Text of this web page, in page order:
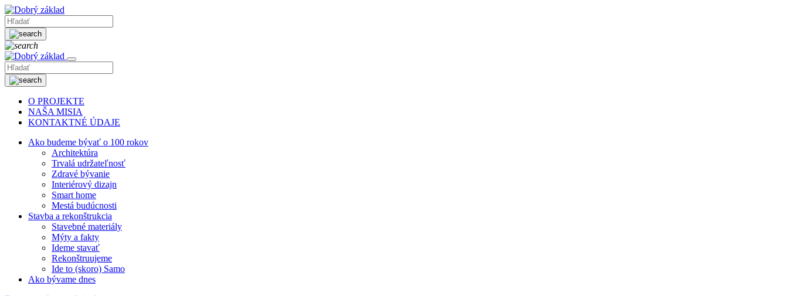
O PROJEKTE
NAŠA MISIA
KONTAKTNÉ ÚDAJE
Ako budeme bývať o 100 rokov
Architektúra
Trvalá udržateľnosť
Zdravé bývanie
Interiérový dizajn
Smart home
Mestá budúcnosti
Stavba a rekonštrukcia
Stavebné materiály
Mýty a fakty
Ideme stavať
Rekonštruujeme
Ide to (skoro) Samo
Ako bývame dnes